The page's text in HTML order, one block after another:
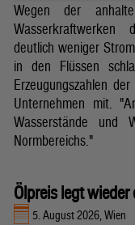
Wegen der
Wasserkraftwerken
deutlich weniger
in den Flüssen
Erzeugungszahlen
Unternehmen mit.
Wasserstände und
Normbereichs."
Ölpreis legt
5. August 2026, Wien